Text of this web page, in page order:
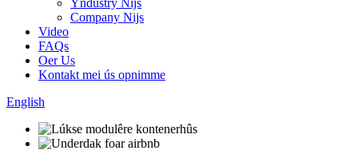
Yndustry Nijs
Company Nijs
Video
FAQs
Oer Us
Kontakt mei ús opnimme
English